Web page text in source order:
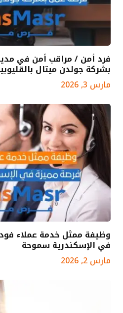
فرد أمن / مراقب أمن في
بشركة جولدن ميتال
مارس 3, 2026
وظيفة ممثل خدمة عملاء
في الإسكندرية سموحة
مارس 2, 2026